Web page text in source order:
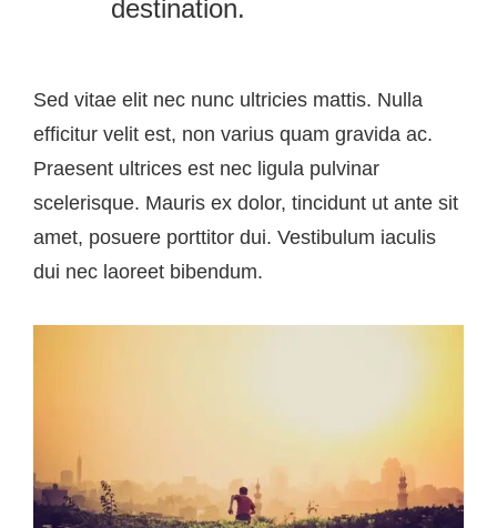
destination.
Sed vitae elit nec nunc ultricies mattis. Nulla
efficitur velit est, non varius quam gravida ac.
Praesent ultrices est nec ligula pulvinar
scelerisque. Mauris ex dolor, tincidunt ut ante sit
amet, posuere porttitor dui. Vestibulum iaculis
dui nec laoreet bibendum.